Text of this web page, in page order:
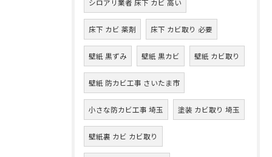
シロアリ業者 床下 カビ 高い
床下 カビ 薬剤 床下 カビ取り 必要
壁紙 黒ずみ 壁紙 黒カビ 壁紙 カビ取り
壁紙 防カビ工事 さいたま市
小さな防カビ工事 埼玉 塗装 カビ取り 埼玉
壁紙裏 カビ カビ取り